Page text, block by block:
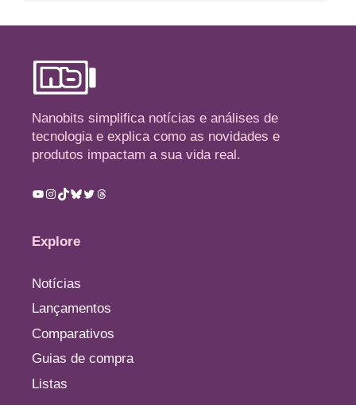
Nanobits simplifica notícias e análises de
tecnologia e explica como as novidades e
produtos impactam a sua vida real.
Youtube
Instagram
TikTok
Bluesky
TwitterThreads
Explore
Notícias
Lançamentos
Comparativos
Guias de compra
Listas